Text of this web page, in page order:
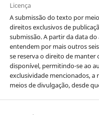
Licença
A submissão do texto por
direitos exclusivos de
submissão. A partir da data
entendem por mais outros
se reserva o direito de
disponível, permitindo-se ao
exclusividade mencionados,
meios de divulgação, desde